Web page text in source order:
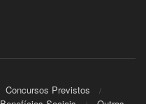
Concursos Previstos